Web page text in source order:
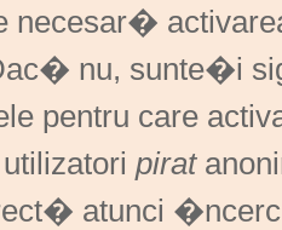
necesar�
nu, sunte�i
pentru care
pirat
atunci